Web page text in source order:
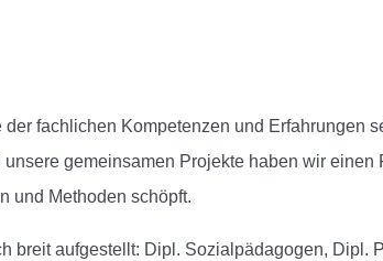
fachlichen Kompetenzen und Erfahrungen
unsere gemeinsamen Projekte haben wir
und Methoden schöpft.
breit aufgestellt: Dipl. Sozialpädagogen, Dipl.